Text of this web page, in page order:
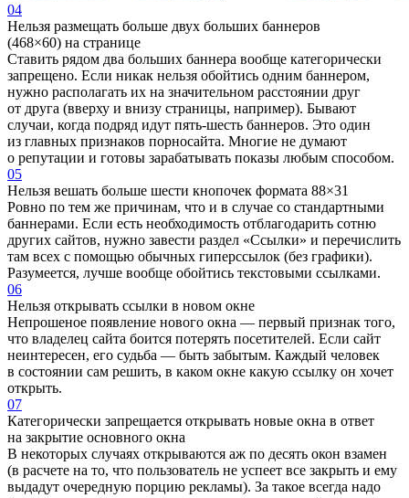
04
Нельзя размещать больше двух больших баннеров
(468×60) на странице
Ставить рядом два больших баннера вообще категорически
запрещено. Если никак нельзя обойтись одним баннером,
нужно располагать их на значительном расстоянии друг
от друга (вверху и внизу страницы, например). Бывают
случаи, когда подряд идут пять-шесть баннеров. Это один
из главных признаков порносайта. Многие не думают
о репутации и готовы зарабатывать показы любым способом.
05
Нельзя вешать больше шести кнопочек формата 88×31
Ровно по тем же причинам, что и в случае со стандартными
баннерами. Если есть необходимость отблагодарить сотню
других сайтов, нужно завести раздел «Ссылки» и перечислить
там всех с помощью обычных гиперссылок (без графики).
Разумеется, лучше вообще обойтись текстовыми ссылками.
06
Нельзя открывать ссылки в новом окне
Непрошеное появление нового окна — первый признак того,
что владелец сайта боится потерять посетителей. Если сайт
неинтересен, его судьба — быть забытым. Каждый человек
в состоянии сам решить, в каком окне какую ссылку он хочет
открыть.
07
Категорически запрещается открывать новые окна в ответ
на закрытие основного окна
В некоторых случаях открываются аж по десять окон взамен
(в расчете на то, что пользователь не успеет все закрыть и ему
выдадут очередную порцию рекламы). За такое всегда надо